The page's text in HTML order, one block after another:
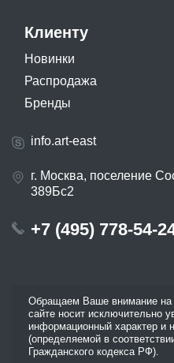
Клиенту
Новинки
Распродажа
Бренды
info.art-east
г. Москва, поселение
389Бс2
+7 (495) 778-54-
Обращаем Ваше внимание на
сайте носит исключительно
информационный характер и
(определяемой в
Гражданского кодекса РФ).